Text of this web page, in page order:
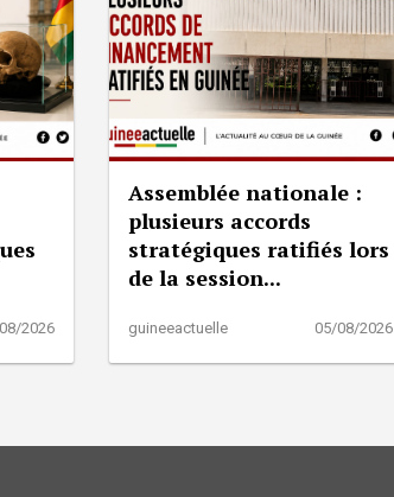
2026
Assemblée nationale :
plusieurs accords
stratégiques ratifiés lors
de la session...
guineeactuelle 05/08/2026